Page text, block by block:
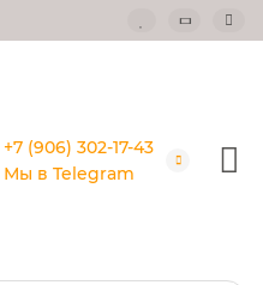
+7 (906) 302-17-43
Мы в Telegram